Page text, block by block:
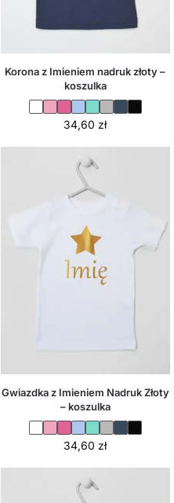
Korona z Imieniem nadruk złoty –
koszulka
34,60 zł
Gwiazdka z Imieniem Nadruk Złoty
– koszulka
34,60 zł